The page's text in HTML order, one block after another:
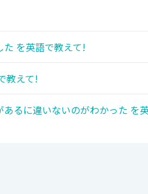
を英語で教えて!
教えて!
るに違いないのがわかった を